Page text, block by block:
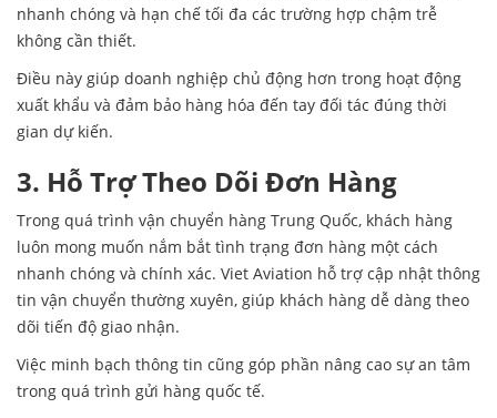
nhanh chóng và hạn chế tối đa các trường hợp chậm trễ
không cần thiết.
Điều này giúp doanh nghiệp chủ động hơn trong hoạt động
xuất khẩu và đảm bảo hàng hóa đến tay đối tác đúng thời
gian dự kiến.
3. Hỗ Trợ Theo Dõi Đơn Hàng
Trong quá trình vận chuyển hàng Trung Quốc, khách hàng
luôn mong muốn nắm bắt tình trạng đơn hàng một cách
nhanh chóng và chính xác. Viet Aviation hỗ trợ cập nhật thông
tin vận chuyển thường xuyên, giúp khách hàng dễ dàng theo
dõi tiến độ giao nhận.
Việc minh bạch thông tin cũng góp phần nâng cao sự an tâm
trong quá trình gửi hàng quốc tế.